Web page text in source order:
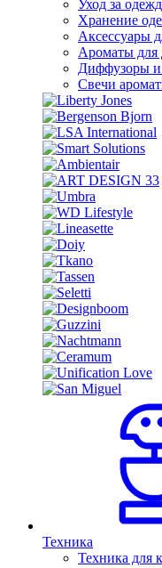
Уход за
Хранение
Аксессуары
Ароматы для
Диффузоры и
Свечи
Техника
Техника для